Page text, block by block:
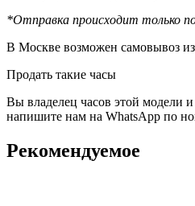
*Отправка происходит только
В Москве возможен самовывоз
Продать такие часы
Вы владелец часов этой модели
напишите нам на WhatsApp по
Рекомендуемое